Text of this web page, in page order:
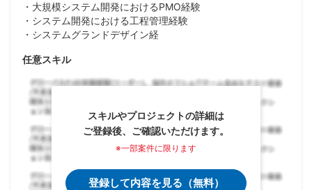
・大規模システム開発におけるPMO経験
・システム開発における工程管理経験
・システムグランドデザイン経
任意スキル
スキルやプロジェクトの詳細は
ご登録後、ご確認いただけます。
※一部案件に限ります
登録して内容を見る（無料）